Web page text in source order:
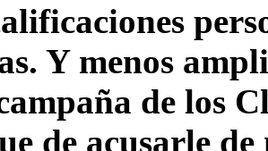
Y menos
de los
de acusarle